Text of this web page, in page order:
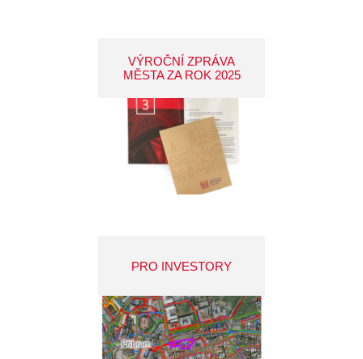
VÝROČNÍ ZPRÁVA
MĚSTA ZA ROK 2025
PRO INVESTORY